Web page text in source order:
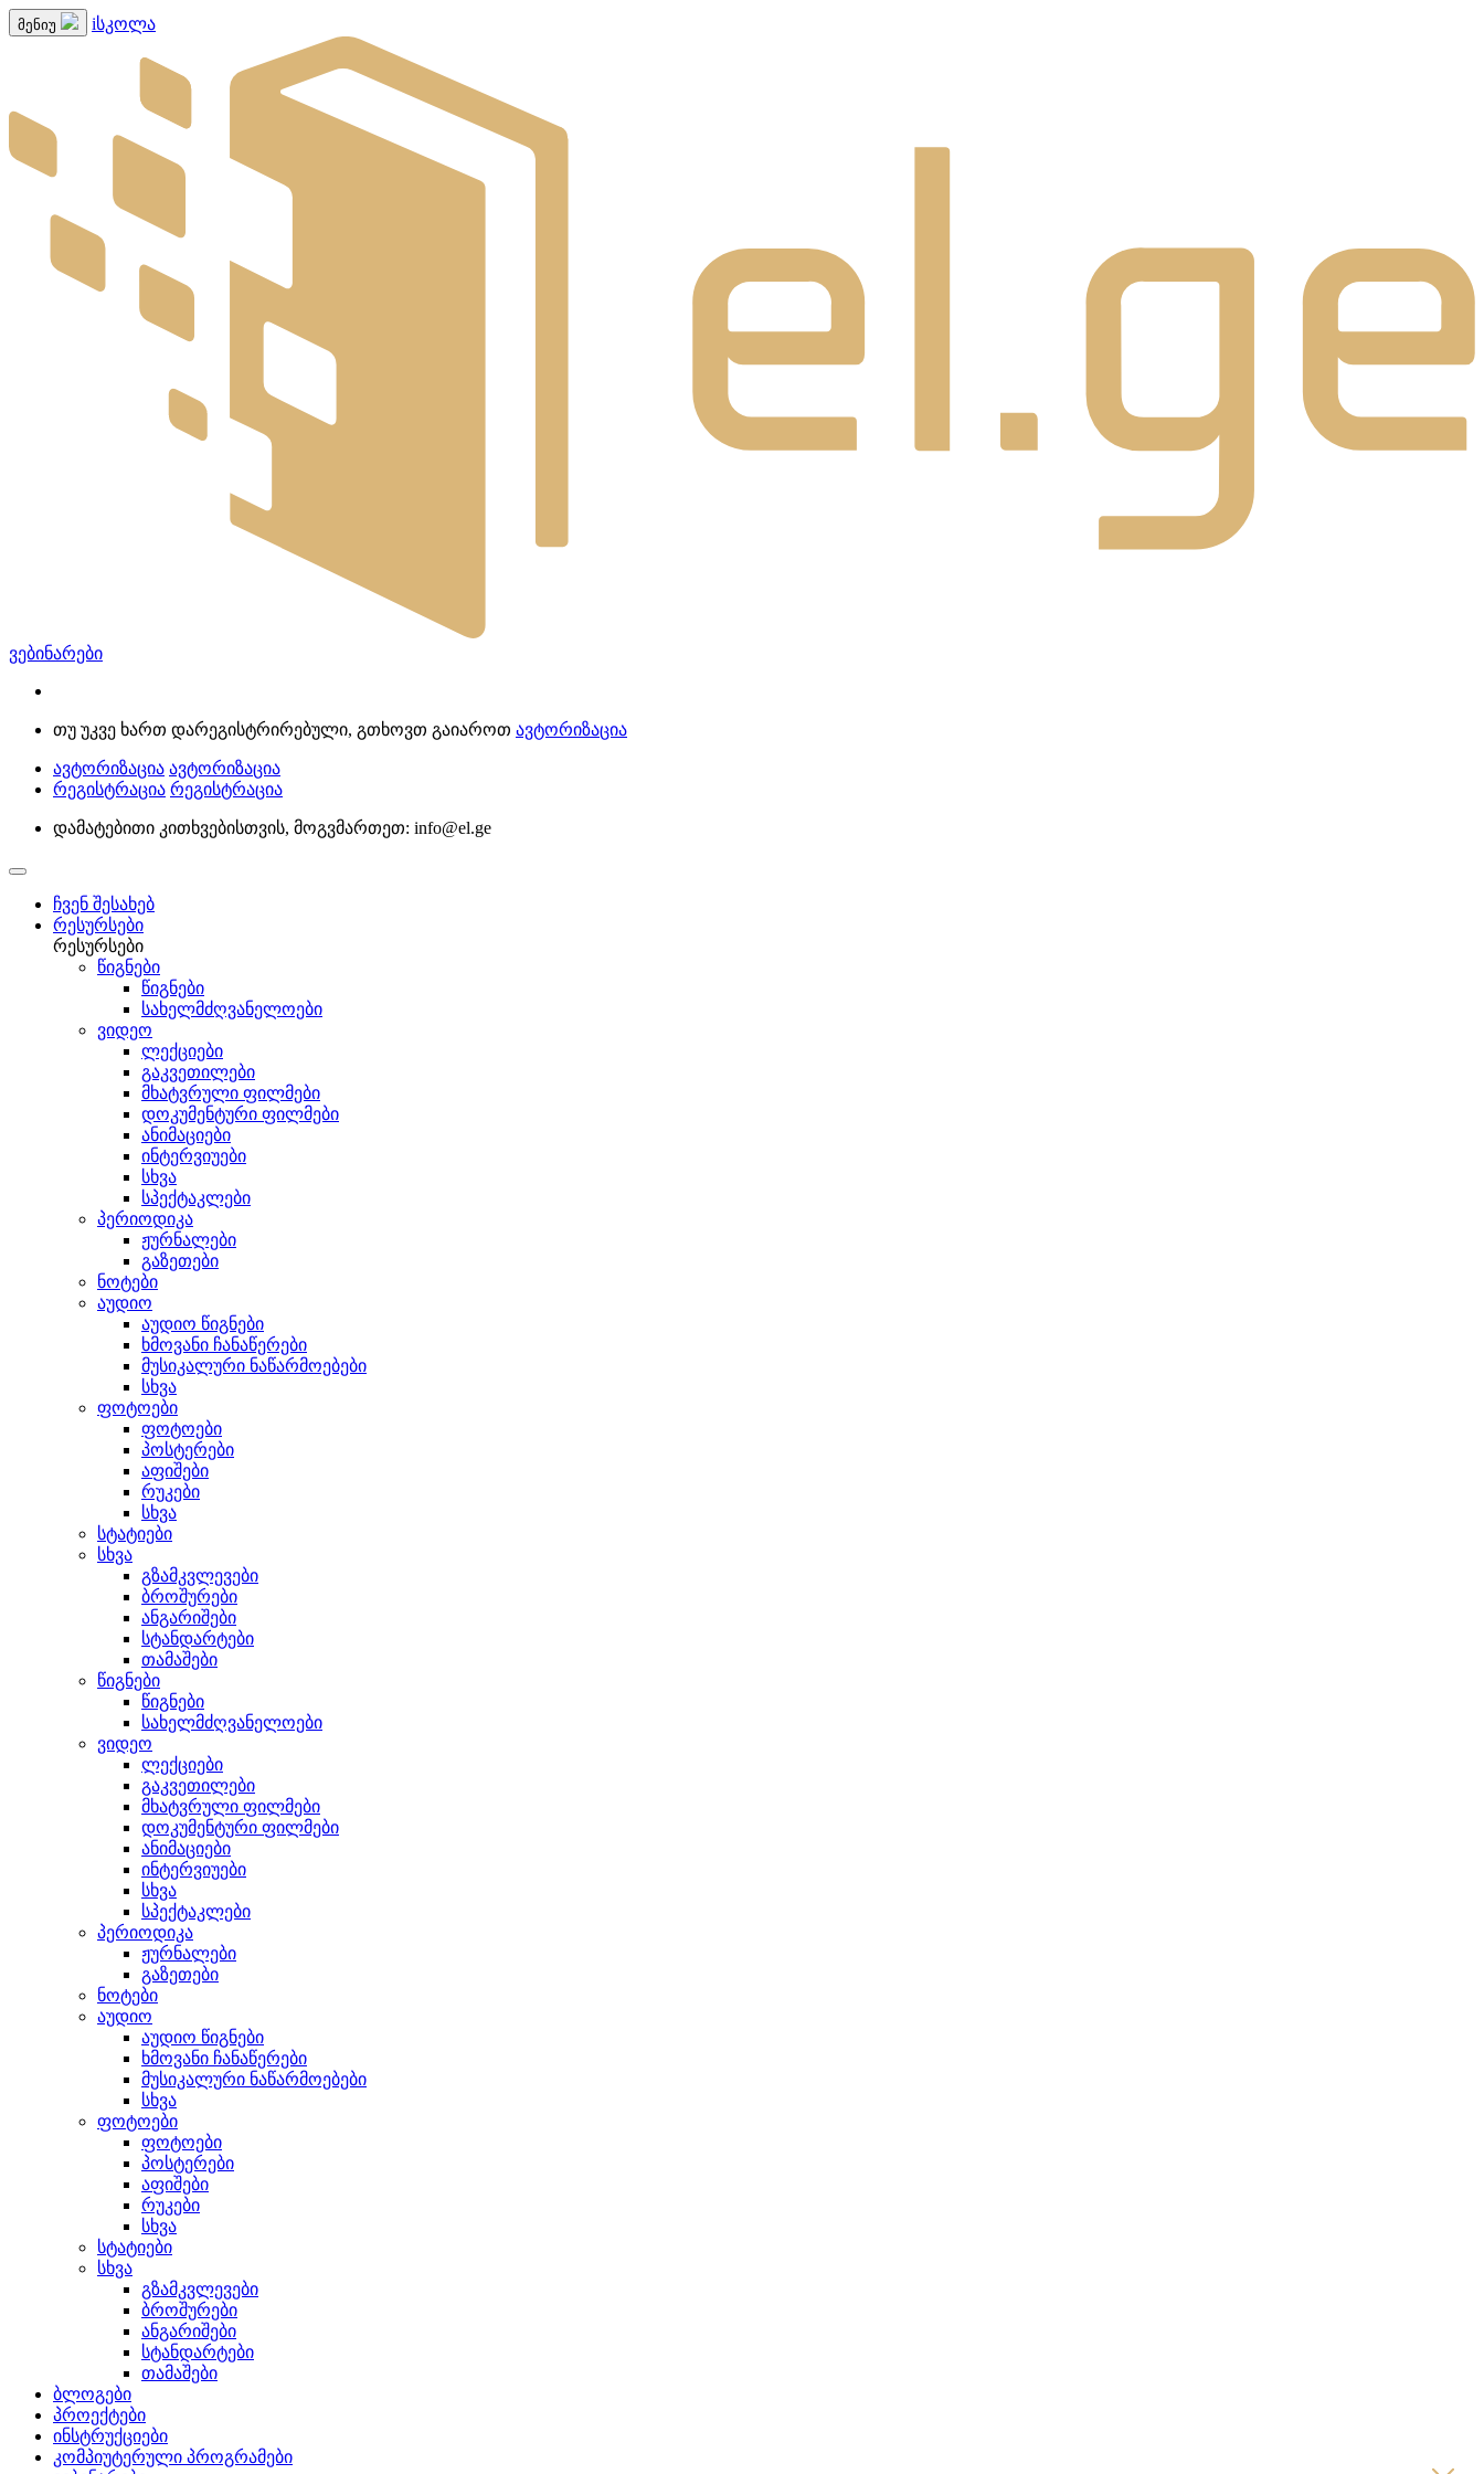
მენიუ iსკოლა
ვებინარები
თუ უკვე ხართ დარეგისტრირებული, გთხოვთ გაიაროთ ავტორიზაცია
ავტორიზაცია ავტორიზაცია
რეგისტრაცია რეგისტრაცია
დამატებითი კითხვებისთვის, მოგვმართეთ: info@el.ge
ჩვენ შესახებ
რესურსები
რესურსები
წიგნები
წიგნები
სახელმძღვანელოები
ვიდეო
ლექციები
გაკვეთილები
მხატვრული ფილმები
დოკუმენტური ფილმები
ანიმაციები
ინტერვიუები
სხვა
სპექტაკლები
პერიოდიკა
ჟურნალები
გაზეთები
ნოტები
აუდიო
აუდიო წიგნები
ხმოვანი ჩანაწერები
მუსიკალური ნაწარმოებები
სხვა
ფოტოები
ფოტოები
პოსტერები
აფიშები
რუკები
სხვა
სტატიები
სხვა
გზამკვლევები
ბროშურები
ანგარიშები
სტანდარტები
თამაშები
წიგნები
წიგნები
სახელმძღვანელოები
ვიდეო
ლექციები
გაკვეთილები
მხატვრული ფილმები
დოკუმენტური ფილმები
ანიმაციები
ინტერვიუები
სხვა
სპექტაკლები
პერიოდიკა
ჟურნალები
გაზეთები
ნოტები
აუდიო
აუდიო წიგნები
ხმოვანი ჩანაწერები
მუსიკალური ნაწარმოებები
სხვა
ფოტოები
ფოტოები
პოსტერები
აფიშები
რუკები
სხვა
სტატიები
სხვა
გზამკვლევები
ბროშურები
ანგარიშები
სტანდარტები
თამაშები
ბლოგები
პროექტები
ინსტრუქციები
კომპიუტერული პროგრამები